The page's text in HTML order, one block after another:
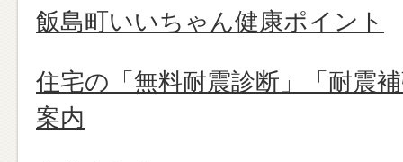
飯島町いいちゃん健康ポイント
住宅の「無料耐震診断」「耐震
案内